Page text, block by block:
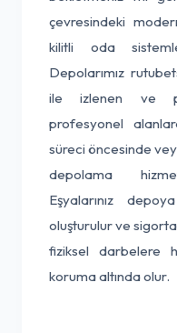
çevresindeki
kilitli oda
Depolarımız
ile izlenen ve
profesyonel
süreci öncesinde
depolama
Eşyalarınız
oluşturulur ve
fiziksel darbelere
koruma altında olur.